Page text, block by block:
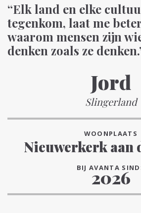
“Elk land en elke
tegenkom, laat me
waarom mensen zijn
denken zoals ze
Jord
Slingerland
WOONPLAATS
Nieuwerkerk aan
BIJ AVANTA
2026